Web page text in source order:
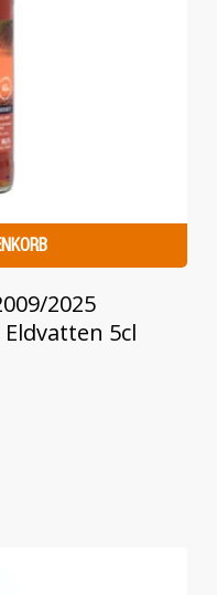
2025
Eldvatten 5cl